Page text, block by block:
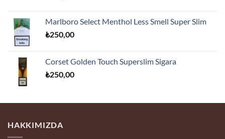
Marlboro Select Menthol Less Smell Super Slim
₺250,00
Corset Golden Touch Superslim Sigara
₺250,00
HAKKIMIZDA